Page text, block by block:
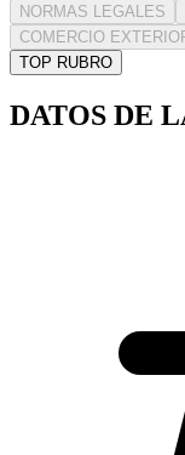
NORMAS LEGALES
COMERCIO
TOP RUBRO
DATOS DE